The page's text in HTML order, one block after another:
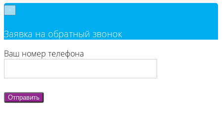
Заявка на обратный звонок
Ваш номер телефона
Отправить